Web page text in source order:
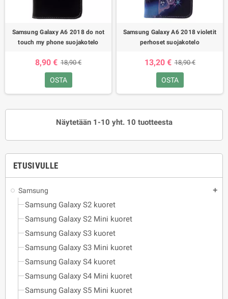
ETUSIVULLE
Samsung add
Samsung Galaxy S2 kuoret
Samsung Galaxy S2 Mini kuoret
Samsung Galaxy S3 kuoret
Samsung Galaxy S3 Mini kuoret
Samsung Galaxy S4 kuoret
Samsung Galaxy S4 Mini kuoret
Samsung Galaxy S5 Mini kuoret
Samsung Galaxy A6 2018 do not
touch my phone suojakotelo
8,90 € 18,90 €
OSTA
Samsung Galaxy A6 2018 violetit
perhoset suojakotelo
13,20 € 18,90 €
OSTA
Näytetään 1-10 yht. 10 tuotteesta